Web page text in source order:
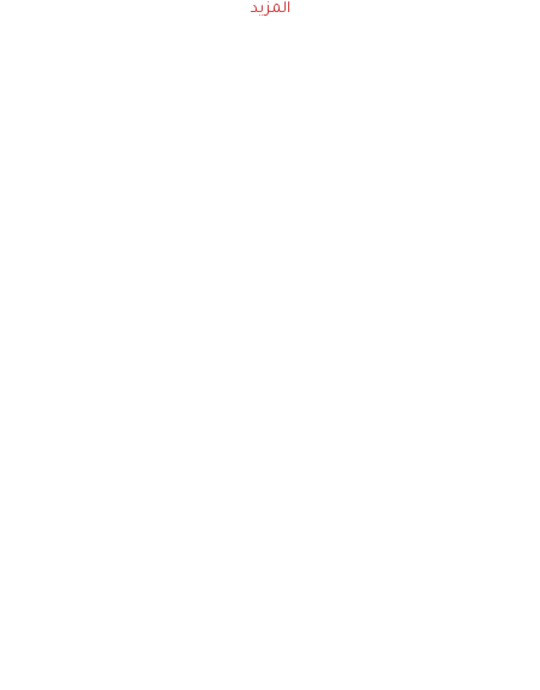
المزيد